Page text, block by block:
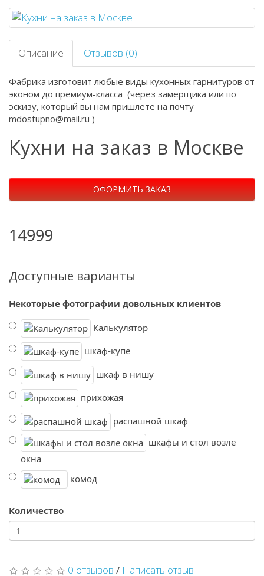
Описание Отзывов (0)
Фабрика изготовит любые виды кухонных гарнитуров от
эконом до премиум-класса (через замерщика или по
эскизу, который вы нам пришлете на почту
mdostupno@mail.ru )
Кухни на заказ в Москве
ОФОРМИТЬ ЗАКАЗ
14999
Доступные варианты
Некоторые фотографии довольных клиентов
Калькулятор
шкаф-купе
шкаф в нишу
прихожая
распашной шкаф
шкафы и стол возле
окна
комод
Количество
0 отзывов / Написать отзыв